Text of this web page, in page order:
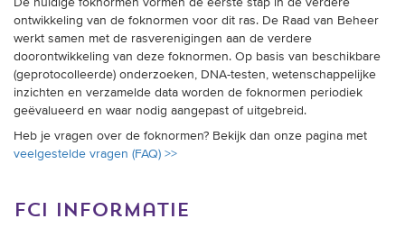
ontwikkeling van de foknormen voor dit ras. De Raad van Beheer
werkt samen met de rasverenigingen aan de verdere
doorontwikkeling van deze foknormen. Op basis van beschikbare
(geprotocolleerde) onderzoeken, DNA-testen, wetenschappelijke
inzichten en verzamelde data worden de foknormen periodiek
geëvalueerd en waar nodig aangepast of uitgebreid.
veelgestelde vragen (FAQ) >>